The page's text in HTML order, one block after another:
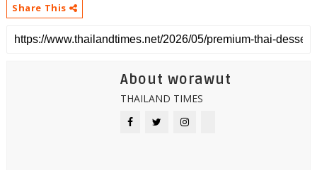
Share This
About worawut
THAILAND TIMES